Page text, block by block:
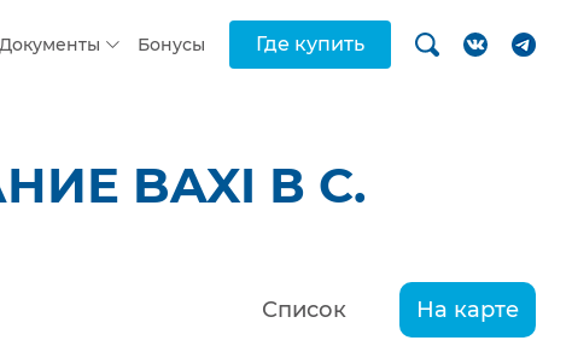
Документы Бонусы Где купить
BAXI В С.
Список На карте